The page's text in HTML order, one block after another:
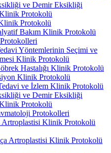
ve Demir Eksikliği
Protokolü
Protokolü
Bakım Klinik Protokolü
Yöntemlerinin Seçimi ve
Klinik Protokolü
Hastalığı Klinik Protokolü
Klinik Protokolü
ve İzlem Klinik Protokolü
ve Demir Eksikliği
Protokolü
Protokolleri
Artroplastisi Klinik Protokolü
Artroplastisi Klinik Protokolü